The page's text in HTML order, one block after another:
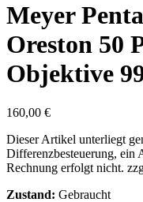
Meyer
Oreston 50
Objektive
160,00 €
Dieser Artikel unterliegt
Differenzbesteuerung, ein
Rechnung erfolgt nicht.
Zustand: Gebraucht